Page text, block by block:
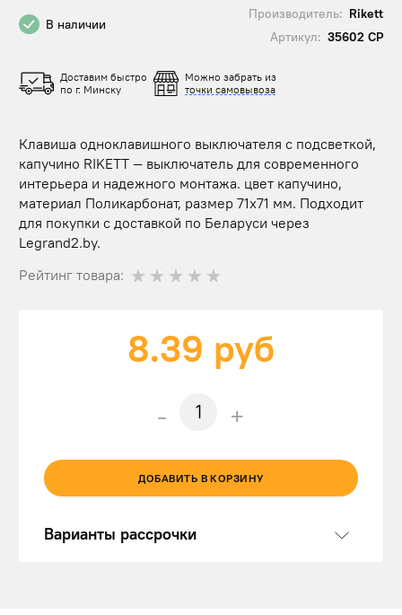
В наличии
Производитель: Rikett
Артикул: 35602 CP
Доставим быстро
по г. Минску
Можно забрать из
точки самовывоза
Клавиша одноклавишного выключателя с подсветкой,
капучино RIKETT — выключатель для современного
интерьера и надежного монтажа. цвет капучино,
материал Поликарбонат, размер 71х71 мм. Подходит
для покупки с доставкой по Беларуси через
Legrand2.by.
Рейтинг товара:
8.39 руб
- +
ДОБАВИТЬ В КОРЗИНУ
Варианты рассрочки